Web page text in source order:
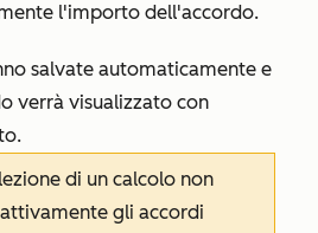
l'importo dell'accordo.
salvate automaticamente e
verrà visualizzato con
di un calcolo non
gli accordi